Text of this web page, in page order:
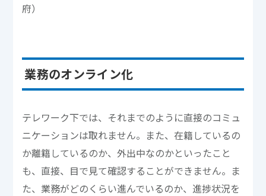
府）
業務のオンライン化
テレワーク下では、それまでのように直接のコミュ
ニケーションは取れません。また、在籍しているの
か離籍しているのか、外出中なのかといったこと
も、直接、目で見て確認することができません。ま
た、業務がどのくらい進んでいるのか、進捗状況を